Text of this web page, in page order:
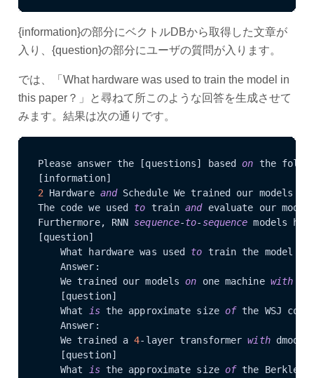
{information}の部分にベクトルDBから取得した文章が
入り、{question}の部分にユーザの質問が入ります。
では、「What hardware was used to train the model in
this paper？」と尋ねて所このような回答を生成させて
みます。結果は次の通りです。
Please answer the [questions] based on the
2 Hardware and Schedule We trained our models
The code we used to train and evaluate our
Furthermore, RNN sequence-to- sequence models
[question]
    What hardware was used
to train the model
    Answer:
    We trained our models
on one machine with
    [question]
    What
is the approximate size of the WSJ
    Answer:
    We trained a
4-layer transformer with
    [question]
    What
is the approximate size of the